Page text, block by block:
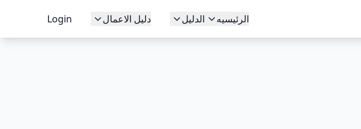
الرئيسيه الدليل دليل الاعمال Login